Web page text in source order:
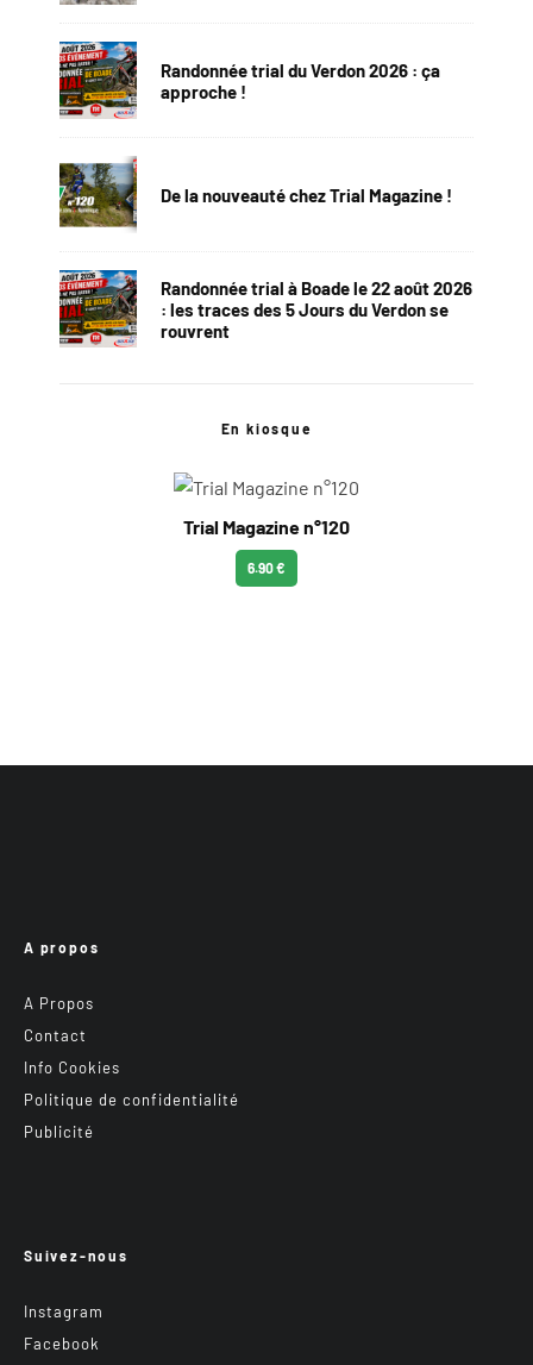
Randonnée trial du Verdon 2026 : ça
approche !
De la nouveauté chez Trial Magazine !
Randonnée trial à Boade le 22 août 2026
: les traces des 5 Jours du Verdon se
rouvrent
En kiosque
Trial Magazine n°120
6.90 €
A propos
A Propos
Contact
Info Cookies
Politique de confidentialité
Publicité
Suivez-nous
Instagram
Facebook